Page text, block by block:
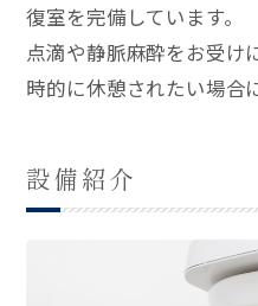
復室を完備しています。
点滴や静脈麻酔をお受け
時的に休憩されたい場合
設備紹介